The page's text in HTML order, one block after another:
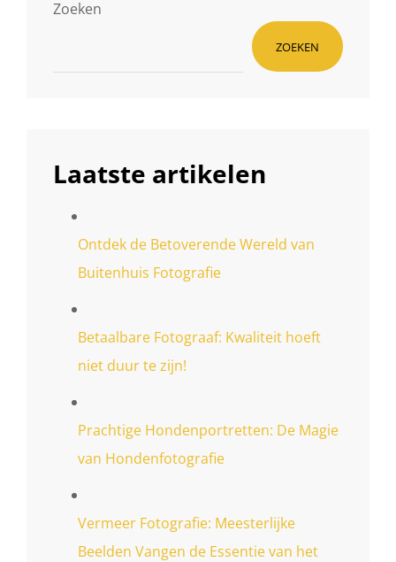
Zoeken
ZOEKEN
Laatste artikelen
Ontdek de Betoverende Wereld van
Buitenhuis Fotografie
Betaalbare Fotograaf: Kwaliteit hoeft
niet duur te zijn!
Prachtige Hondenportretten: De Magie
van Hondenfotografie
Vermeer Fotografie: Meesterlijke
Beelden Vangen de Essentie van het